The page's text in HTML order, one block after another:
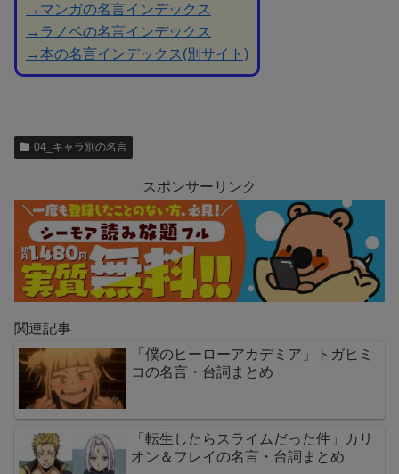
→マンガの名言インデックス
→ラノベの名言インデックス
→本の名言インデックス(別サイト)
04_キャラ別の名言
スポンサーリンク
関連記事
「僕のヒーローアカデミア」トガヒミ
コの名言・台詞まとめ
「転生したらスライムだった件」カリ
オン＆フレイの名言・台詞まとめ